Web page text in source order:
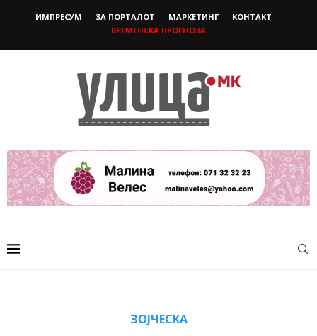
ИМПРЕСУМ ЗА ПОРТАЛОТ МАРКЕТИНГ
КОНТАКТ
ВРЕМЕНСКА ПРОГНОЗА
ЗОЈЧЕСКА